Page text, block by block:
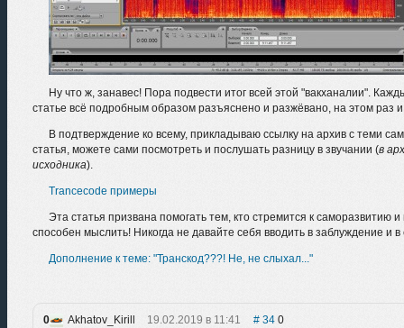
Ну что ж, занавес! Пора подвести итог всей этой "вакханалии".
статье всё подробным образом разъяснено и разжёвано, на этом раз
В подтверждение ко всему, прикладываю ссылку на архив с теми
статья, можете сами посмотреть и послушать разницу в звучании (в
исходника).
Trancecode примеры
Эта статья призвана помогать тем, кто стремится к саморазвитию
способен мыслить! Никогда не давайте себя вводить в заблуждение и
Дополнение к теме: "Транскод???! Не, не слыхал..."
0 Akhatov_Kirill 19.02.2019 в 11:41 340